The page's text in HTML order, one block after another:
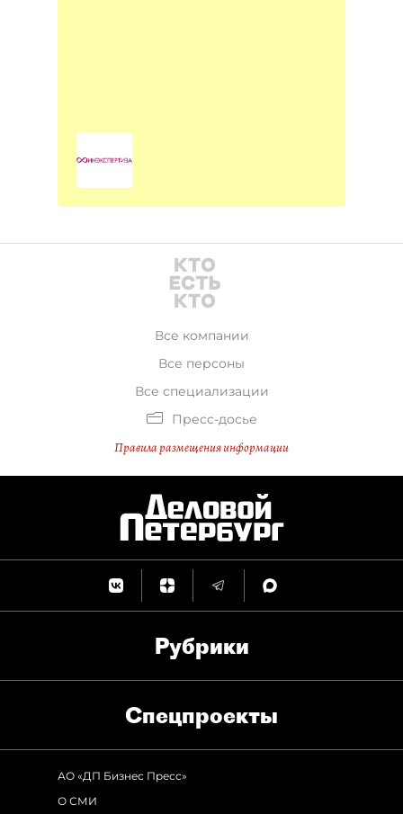
Все компании
Все персоны
Все специализации
Пресс-досье
Правила размещения информации
Рубрики
Спец­проекты
АО «ДП Бизнес Пресс»
О СМИ